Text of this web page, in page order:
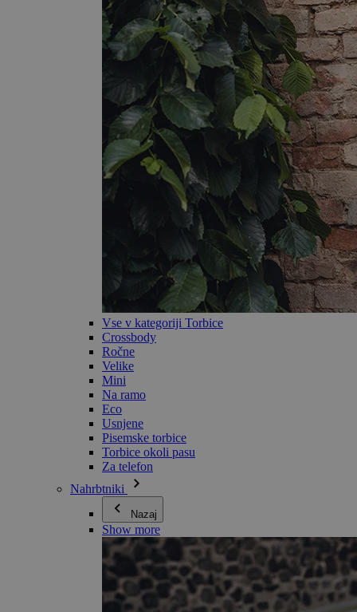
Vse v kategoriji Torbice
Crossbody
Ročne
Velike
Mini
Na ramo
Eco
Usnjene
Pisemske torbice
Torbice okoli pasu
Za telefon
Nahrbtniki
Nazaj
Show more